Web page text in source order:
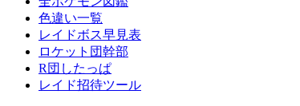
色違い一覧
レイドボス早見表
ロケット団幹部
R団したっぱ
レイド招待ツール